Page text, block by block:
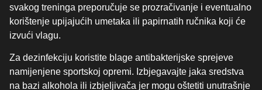
svakog treninga preporučuje se prozračivanje i eventualno
korištenje upijajućih umetaka ili papirnatih ručnika koji će
izvući vlagu.
Za dezinfekciju koristite blage antibakterijske sprejeve
namijenjene sportskoj opremi. Izbjegavajte jaka sredstva
na bazi alkohola ili izbjeljivača jer mogu oštetiti unutrašnje